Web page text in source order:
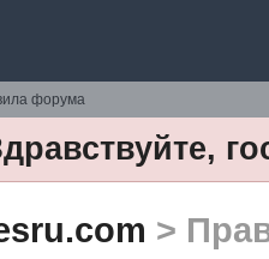
форума
>